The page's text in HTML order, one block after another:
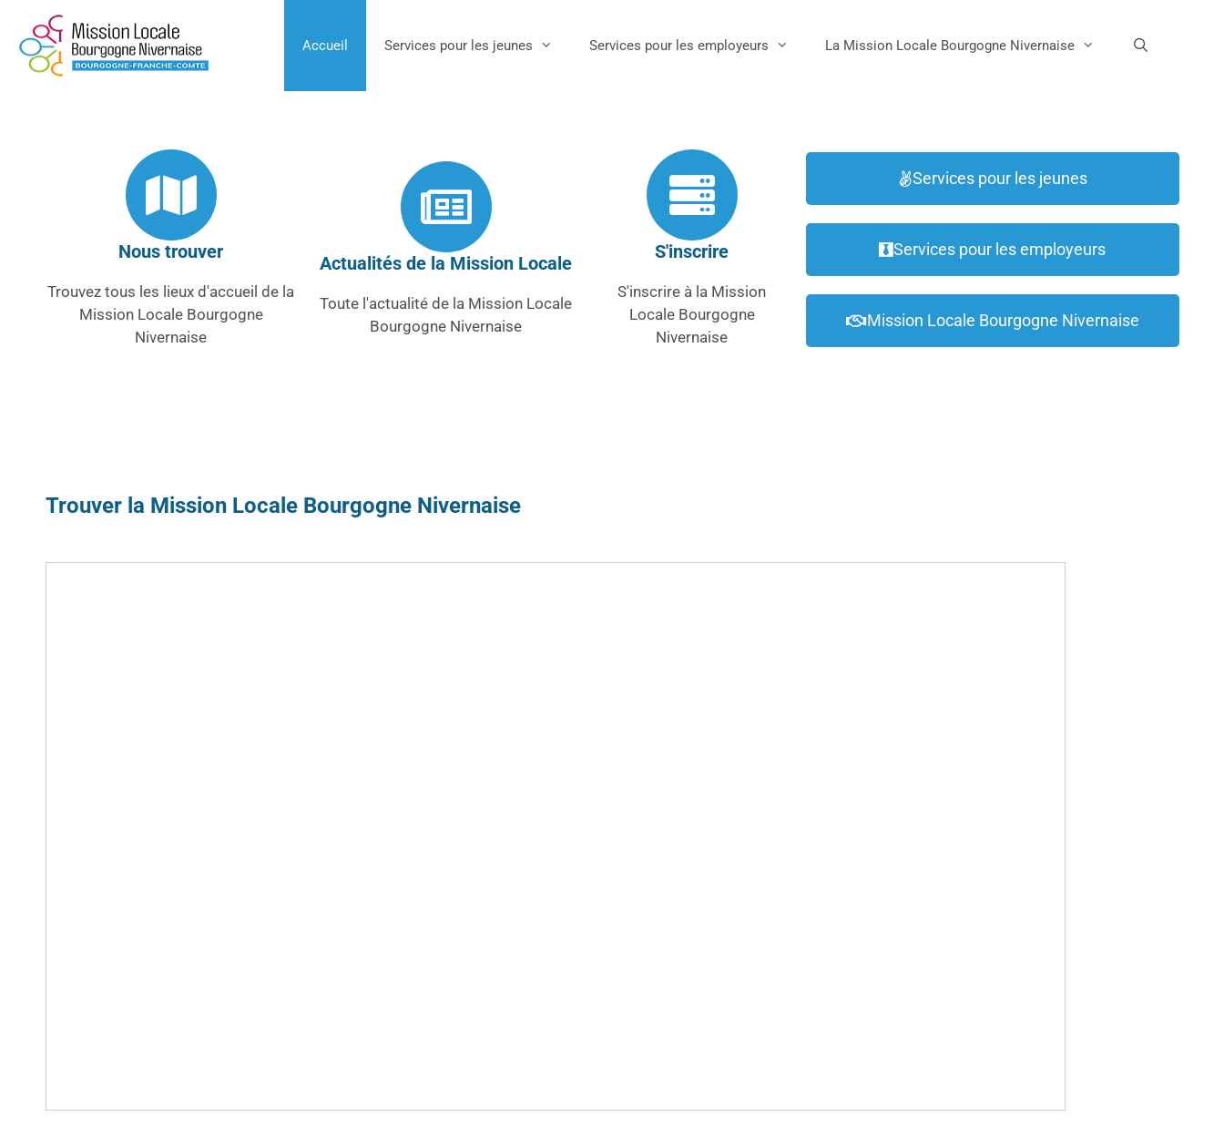
Accueil Services pour les jeunes Services pour les employeurs La Mission Locale Bourgogne Nivernaise
Nous trouver
Trouvez tous les lieux d'accueil de la
Mission Locale Bourgogne
Nivernaise
Actualités de la Mission Locale
Toute l'actualité de la Mission Locale
Bourgogne Nivernaise
S'inscrire
S'inscrire à la Mission
Locale Bourgogne
Nivernaise
Services pour les jeunes
Services pour les employeurs
Mission Locale Bourgogne Nivernaise
Trouver la Mission Locale Bourgogne Nivernaise